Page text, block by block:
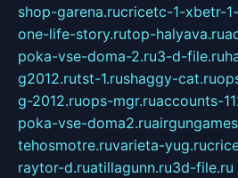
shop-garena.rucricetc-1-xbetr-
one-life-story.rutop-halyava.ru
poka-vse-doma-2.ru3-d-file.ru
g2012.rutst-1.rushaggy-cat.ru
g-2012.ruops-mgr.ruaccounts-
poka-vse-doma2.ru
tehosmotre.ruvarieta-yug.ru
raytor-d.ruatillagunn.ru3d-file.ru